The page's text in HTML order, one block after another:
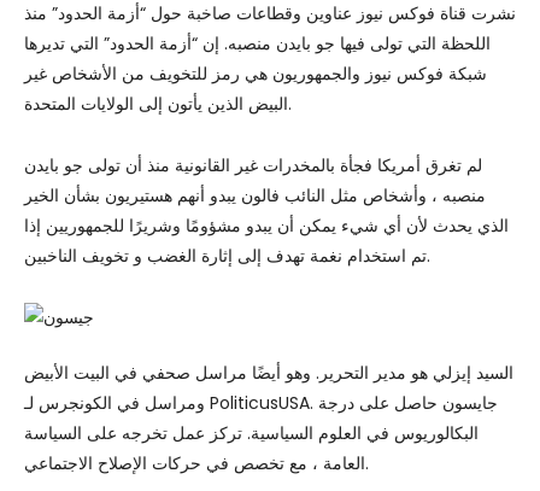
نشرت قناة فوكس نيوز عناوين وقطاعات صاخبة حول “أزمة الحدود” منذ
اللحظة التي تولى فيها جو بايدن منصبه. إن “أزمة الحدود” التي تديرها
شبكة فوكس نيوز والجمهوريون هي رمز للتخويف من الأشخاص غير
البيض الذين يأتون إلى الولايات المتحدة.
لم تغرق أمريكا فجأة بالمخدرات غير القانونية منذ أن تولى جو بايدن
منصبه ، وأشخاص مثل النائب فالون يبدو أنهم هستيريون بشأن الخير
الذي يحدث لأن أي شيء يمكن أن يبدو مشؤومًا وشريرًا للجمهوريين إذا
تم استخدام نغمة تهدف إلى إثارة الغضب و تخويف الناخبين.
السيد إيزلي هو مدير التحرير. وهو أيضًا مراسل صحفي في البيت الأبيض
ومراسل في الكونجرس لـ PoliticusUSA. جايسون حاصل على درجة
البكالوريوس في العلوم السياسية. تركز عمل تخرجه على السياسة
العامة ، مع تخصص في حركات الإصلاح الاجتماعي.